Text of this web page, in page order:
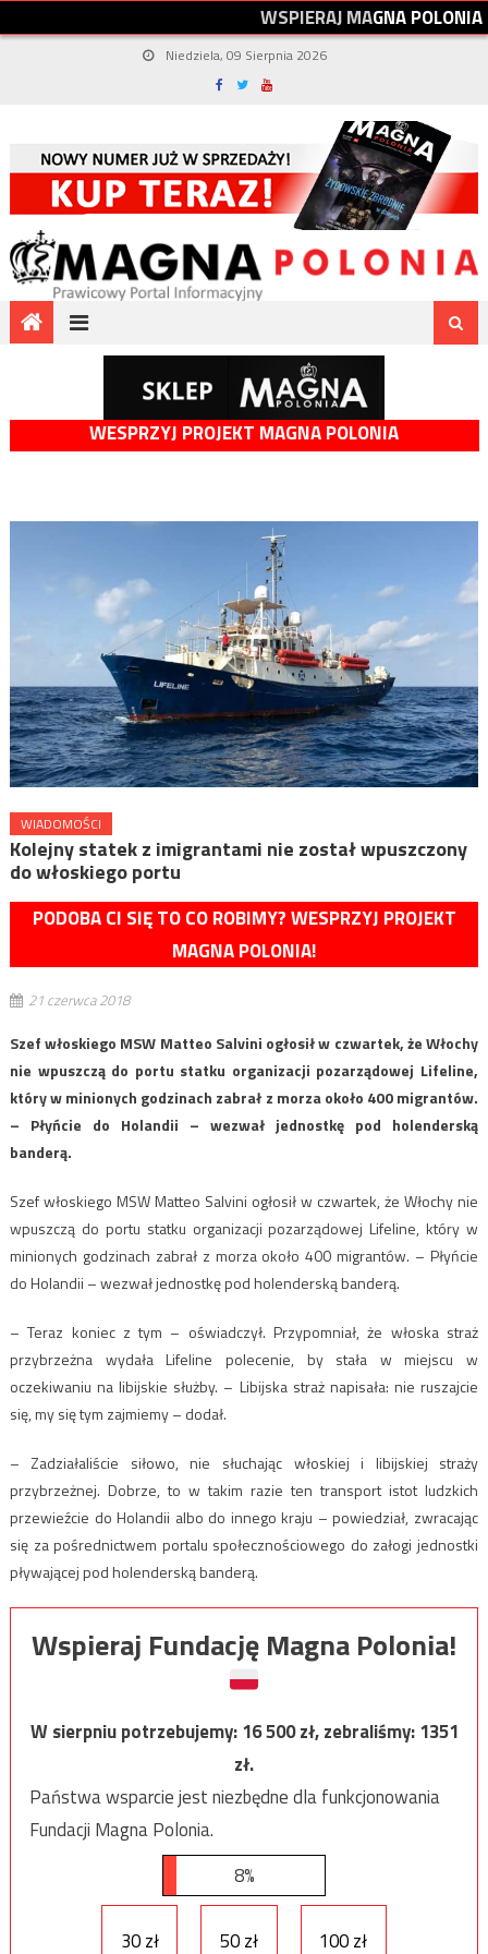
WSPIERAJMAGNAPOLONIA
Niedziela, 09 Sierpnia 2026
WESPRZYJ PROJEKT MAGNA POLONIA
WIADOMOŚCI
Kolejny statek z imigrantami nie został wpuszczony
do włoskiego portu
PODOBA CI SIĘ TO CO ROBIMY? WESPRZYJ PROJEKT
MAGNA POLONIA!
21 czerwca 2018
Szef włoskiego MSW Matteo Salvini ogłosił w czwartek, że Włochy
nie wpuszczą do portu statku organizacji pozarządowej Lifeline,
który w minionych godzinach zabrał z morza około 400 migrantów.
– Płyńcie do Holandii – wezwał jednostkę pod holenderską
banderą.
Szef włoskiego MSW Matteo Salvini ogłosił w czwartek, że Włochy nie
wpuszczą do portu statku organizacji pozarządowej Lifeline, który w
minionych godzinach zabrał z morza około 400 migrantów. – Płyńcie
do Holandii – wezwał jednostkę pod holenderską banderą.
– Teraz koniec z tym – oświadczył. Przypomniał, że włoska straż
przybrzeżna wydała Lifeline polecenie, by stała w miejscu w
oczekiwaniu na libijskie służby. – Libijska straż napisała: nie ruszajcie
się, my się tym zajmiemy – dodał.
– Zadziałaliście siłowo, nie słuchając włoskiej i libijskiej straży
przybrzeżnej. Dobrze, to w takim razie ten transport istot ludzkich
przewieźcie do Holandii albo do innego kraju – powiedział, zwracając
się za pośrednictwem portalu społecznościowego do załogi jednostki
pływającej pod holenderską banderą.
Wspieraj Fundację Magna Polonia!
W sierpniu potrzebujemy:16 500zł, zebraliśmy:1351
zł.
Państwa wsparcie jest niezbędne dla funkcjonowania
Fundacji Magna Polonia.
8%
30 zł 50 zł 100 zł